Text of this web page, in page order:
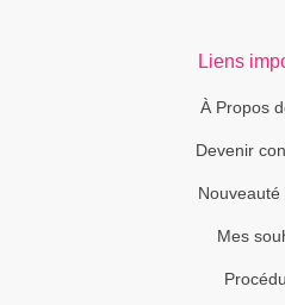
Liens
À Propos
Devenir
Nouveauté
Mes